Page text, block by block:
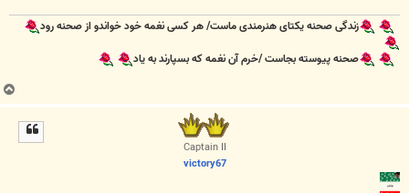
زندگی صحنه یکتای هنرمندی ماست/ هر کسی نغمه خود خواندو از صحنه رود
صحنه پیوسته بجاست /خرم آن نغمه که بسپارند به یاد
ب
ا
Captain II
victory67